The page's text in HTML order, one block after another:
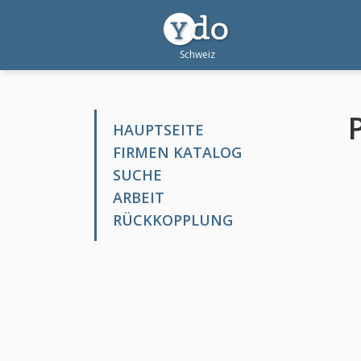
HAUPTSEITE
FIRMEN KATALOG
SUCHE
ARBEIT
RÜCKKOPPLUNG